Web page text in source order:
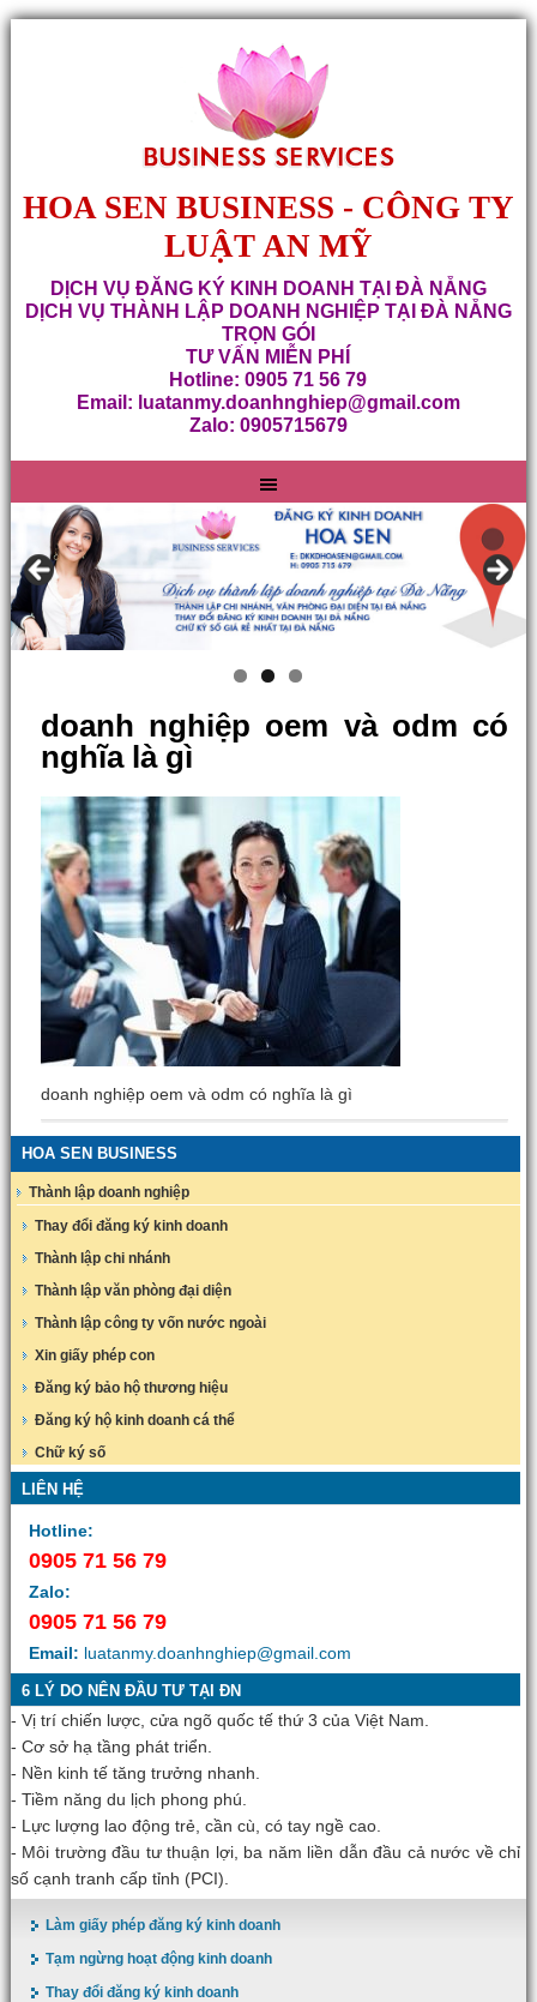
HOA SEN BUSINESS - CÔNG TY
LUẬT AN MỸ
DỊCH VỤ ĐĂNG KÝ KINH DOANH TẠI ĐÀ NẴNG
DỊCH VỤ THÀNH LẬP DOANH NGHIỆP TẠI ĐÀ NẴNG
TRỌN GÓI
TƯ VẤN MIỄN PHÍ
Hotline: 0905 71 56 79
Email: luatanmy.doanhnghiep@gmail.com
Zalo: 0905715679
doanh nghiệp oem và odm có
nghĩa là gì
doanh nghiệp oem và odm có nghĩa là gì
HOA SEN BUSINESS
Thành lập doanh nghiệp
Thay đổi đăng ký kinh doanh
Thành lập chi nhánh
Thành lập văn phòng đại diện
Thành lập công ty vốn nước ngoài
Xin giấy phép con
Đăng ký bảo hộ thương hiệu
Đăng ký hộ kinh doanh cá thể
Chữ ký số
LIÊN HỆ
Hotline:
0905 71 56 79
Zalo:
0905 71 56 79
Email: luatanmy.doanhnghiep@gmail.com
6 LÝ DO NÊN ĐẦU TƯ TẠI ĐN
- Vị trí chiến lược, cửa ngõ quốc tế thứ 3 của Việt Nam.
- Cơ sở hạ tầng phát triển.
- Nền kinh tế tăng trưởng nhanh.
- Tiềm năng du lịch phong phú.
- Lực lượng lao động trẻ, cần cù, có tay ngề cao.
- Môi trường đầu tư thuận lợi, ba năm liền dẫn đầu cả nước về chỉ
số cạnh tranh cấp tỉnh (PCI).
Làm giấy phép đăng ký kinh doanh
Tạm ngừng hoạt động kinh doanh
Thay đổi đăng ký kinh doanh